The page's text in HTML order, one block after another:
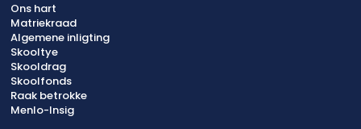
Ons hart
Matriekraad
Algemene inligting
Skooltye
Skooldrag
Skoolfonds
Raak betrokke
Menlo-Insig